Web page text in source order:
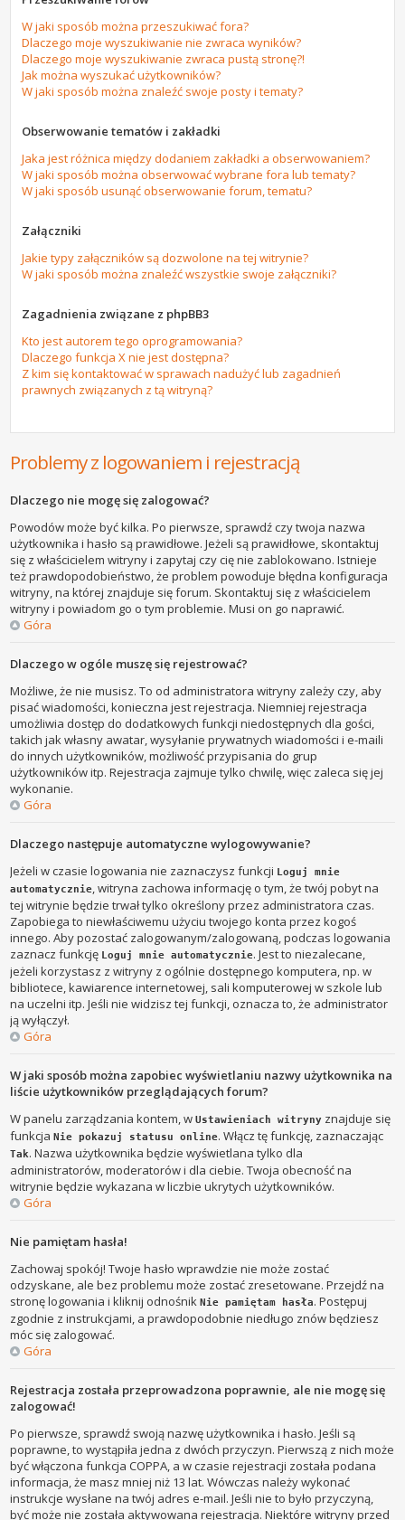
W jaki sposób można przeszukiwać fora?
Dlaczego moje wyszukiwanie nie zwraca wyników?
Dlaczego moje wyszukiwanie zwraca pustą stronę?!
Jak można wyszukać użytkowników?
W jaki sposób można znaleźć swoje posty i tematy?
Obserwowanie tematów i zakładki
Jaka jest różnica między dodaniem zakładki a obserwowaniem?
W jaki sposób można obserwować wybrane fora lub tematy?
W jaki sposób usunąć obserwowanie forum, tematu?
Załączniki
Jakie typy załączników są dozwolone na tej witrynie?
W jaki sposób można znaleźć wszystkie swoje załączniki?
Zagadnienia związane z phpBB3
Kto jest autorem tego oprogramowania?
Dlaczego funkcja X nie jest dostępna?
Z kim się kontaktować w sprawach nadużyć lub zagadnień
prawnych związanych z tą witryną?
Problemy z logowaniem i rejestracją
Dlaczego nie mogę się zalogować?
Powodów może być kilka. Po pierwsze, sprawdź czy twoja nazwa
użytkownika i hasło są prawidłowe. Jeżeli są prawidłowe, skontaktuj
się z właścicielem witryny i zapytaj czy cię nie zablokowano. Istnieje
też prawdopodobieństwo, że problem powoduje błędna konfiguracja
witryny, na której znajduje się forum. Skontaktuj się z właścicielem
witryny i powiadom go o tym problemie. Musi on go naprawić.
Góra
Dlaczego w ogóle muszę się rejestrować?
Możliwe, że nie musisz. To od administratora witryny zależy czy, aby
pisać wiadomości, konieczna jest rejestracja. Niemniej rejestracja
umożliwia dostęp do dodatkowych funkcji niedostępnych dla gości,
takich jak własny awatar, wysyłanie prywatnych wiadomości i e-maili
do innych użytkowników, możliwość przypisania do grup
użytkowników itp. Rejestracja zajmuje tylko chwilę, więc zaleca się jej
wykonanie.
Góra
Dlaczego następuje automatyczne wylogowywanie?
Jeżeli w czasie logowania nie zaznaczysz funkcji Loguj mnie
automatycznie, witryna zachowa informację o tym, że twój pobyt na
tej witrynie będzie trwał tylko określony przez administratora czas.
Zapobiega to niewłaściwemu użyciu twojego konta przez kogoś
innego. Aby pozostać zalogowanym/zalogowaną, podczas logowania
zaznacz funkcję Loguj mnie automatycznie. Jest to niezalecane,
jeżeli korzystasz z witryny z ogólnie dostępnego komputera, np. w
bibliotece, kawiarence internetowej, sali komputerowej w szkole lub
na uczelni itp. Jeśli nie widzisz tej funkcji, oznacza to, że administrator
ją wyłączył.
Góra
W jaki sposób można zapobiec wyświetlaniu nazwy użytkownika na
liście użytkowników przeglądających forum?
W panelu zarządzania kontem, wUstawieniach witryny znajduje się
funkcjaNie pokazuj statusu online. Włącz tę funkcję, zaznaczając
Tak. Nazwa użytkownika będzie wyświetlana tylko dla
administratorów, moderatorów i dla ciebie. Twoja obecność na
witrynie będzie wykazana w liczbie ukrytych użytkowników.
Góra
Nie pamiętam hasła!
Zachowaj spokój! Twoje hasło wprawdzie nie może zostać
odzyskane, ale bez problemu może zostać zresetowane. Przejdź na
stronę logowania i kliknij odnośnikNie pamiętam hasła. Postępuj
zgodnie z instrukcjami, a prawdopodobnie niedługo znów będziesz
móc się zalogować.
Góra
Rejestracja została przeprowadzona poprawnie, ale nie mogę się
zalogować!
Po pierwsze, sprawdź swoją nazwę użytkownika i hasło. Jeśli są
poprawne, to wystąpiła jedna z dwóch przyczyn. Pierwszą z nich może
być włączona funkcja COPPA, a w czasie rejestracji została podana
informacja, że masz mniej niż 13 lat. Wówczas należy wykonać
instrukcje wysłane na twój adres e-mail. Jeśli nie to było przyczyną,
być może nie została aktywowana rejestracja. Niektóre witryny przed